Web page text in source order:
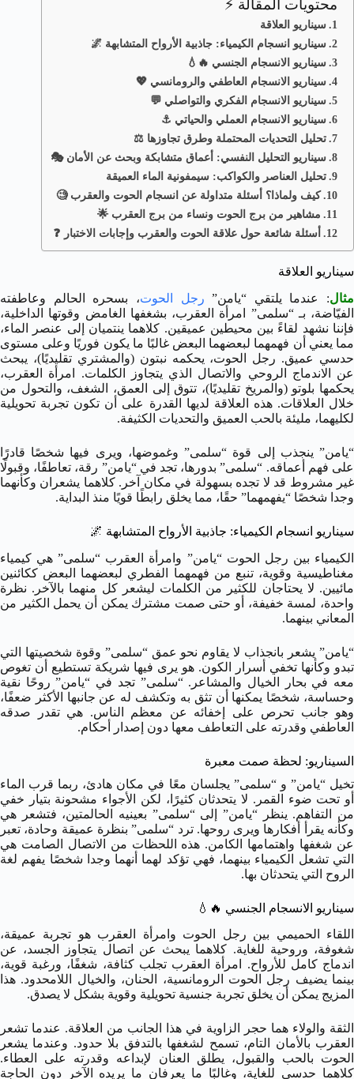
محتويات المقالة ⚡
سيناريو العلاقة
سيناريو انسجام الكيمياء: جاذبية الأرواح المتشابهة 🌌
سيناريو الانسجام الجنسي 🔥💧
سيناريو الانسجام العاطفي والرومانسي 💖
سيناريو الانسجام الفكري والتواصلي 💬
سيناريو الانسجام العملي والحياتي ⚓
تحليل التحديات المحتملة وطرق تجاوزها ⚖️
سيناريو التحليل النفسي: أعماق متشابكة وبحث عن الأمان 🎭
تحليل العناصر والكواكب: سيمفونية الماء العميقة
كيف ولماذا؟ أسئلة متداولة عن انسجام الحوت والعقرب 🧐
مشاهير من برج الحوت ونساء من برج العقرب 🌟
أسئلة شائعة حول علاقة الحوت والعقرب وإجابات الاختبار ❓
سيناريو العلاقة
مثال: عندما يلتقي “يامن” رجل الحوت، بسحره الحالم وعاطفته
الفيّاضة، بـ “سلمى” امرأة العقرب، بشغفها الغامض وقوتها الداخلية،
فإننا نشهد لقاءً بين محيطين عميقين. كلاهما ينتميان إلى عنصر الماء،
مما يعني أن فهمهما لبعضهما البعض غالبًا ما يكون فوريًا وعلى مستوى
حدسي عميق. رجل الحوت، يحكمه نبتون (والمشتري تقليديًا)، يبحث
عن الاندماج الروحي والاتصال الذي يتجاوز الكلمات. امرأة العقرب،
يحكمها بلوتو (والمريخ تقليديًا)، تتوق إلى العمق، الشغف، والتحول من
خلال العلاقات. هذه العلاقة لديها القدرة على أن تكون تجربة تحويلية
لكليهما، مليئة بالحب العميق والتحديات الكثيفة.
“يامن” ينجذب إلى قوة “سلمى” وغموضها، ويرى فيها شخصًا قادرًا
على فهم أعماقه. “سلمى” بدورها، تجد في “يامن” رقة، تعاطفًا، وقبولًا
غير مشروط قد لا تجده بسهولة في مكان آخر. كلاهما يشعران وكأنهما
وجدا شخصًا “يفهمهما” حقًا، مما يخلق رابطًا قويًا منذ البداية.
سيناريو انسجام الكيمياء: جاذبية الأرواح المتشابهة 🌌
الكيمياء بين رجل الحوت “يامن” وامرأة العقرب “سلمى” هي كيمياء
مغناطيسية وقوية، تنبع من فهمهما الفطري لبعضهما البعض ككائنين
مائيين. لا يحتاجان للكثير من الكلمات ليشعر كل منهما بالآخر. نظرة
واحدة، لمسة خفيفة، أو حتى صمت مشترك يمكن أن يحمل الكثير من
المعاني بينهما.
“يامن” يشعر بانجذاب لا يقاوم نحو عمق “سلمى” وقوة شخصيتها التي
تبدو وكأنها تخفي أسرار الكون. هو يرى فيها شريكة تستطيع أن تغوص
معه في بحار الخيال والمشاعر. “سلمى” تجد في “يامن” روحًا نقية
وحساسة، شخصًا يمكنها أن تثق به وتكشف له عن جانبها الأكثر ضعفًا،
وهو جانب تحرص على إخفائه عن معظم الناس. هي تقدر صدقه
العاطفي وقدرته على التعاطف معها دون إصدار أحكام.
السيناريو: لحظة صمت معبرة
تخيل “يامن” و “سلمى” يجلسان معًا في مكان هادئ، ربما قرب الماء
أو تحت ضوء القمر. لا يتحدثان كثيرًا، لكن الأجواء مشحونة بتيار خفي
من التفاهم. ينظر “يامن” إلى “سلمى” بعينيه الحالمتين، فتشعر هي
وكأنه يقرأ أفكارها ويرى روحها. ترد “سلمى” بنظرة عميقة وحادة، تعبر
عن شغفها واهتمامها الكامن. هذه اللحظات من الاتصال الصامت هي
التي تشعل الكيمياء بينهما، فهي تؤكد لهما أنهما وجدا شخصًا يفهم لغة
الروح التي يتحدثان بها.
سيناريو الانسجام الجنسي 🔥💧
اللقاء الحميمي بين رجل الحوت وامرأة العقرب هو تجربة عميقة،
شغوفة، وروحية للغاية. كلاهما يبحث عن اتصال يتجاوز الجسد، عن
اندماج كامل للأرواح. امرأة العقرب تجلب كثافة، شغفًا، ورغبة قوية،
بينما يضيف رجل الحوت الرومانسية، الحنان، والخيال اللامحدود. هذا
المزيج يمكن أن يخلق تجربة جنسية تحويلية وقوية بشكل لا يصدق.
الثقة والولاء هما حجر الزاوية في هذا الجانب من العلاقة. عندما تشعر
العقرب بالأمان التام، تسمح لشغفها بالتدفق بلا حدود. وعندما يشعر
الحوت بالحب والقبول، يطلق العنان لإبداعه وقدرته على العطاء.
كلاهما حدسي للغاية، وغالبًا ما يعرفان ما يريده الآخر دون الحاجة